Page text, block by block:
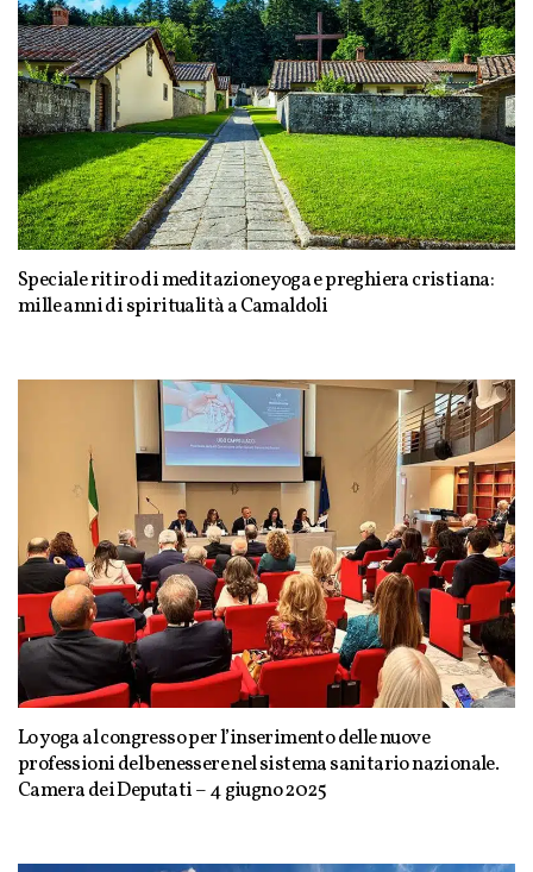
Speciale ritiro di meditazione yoga e preghiera cristiana:
mille anni di spiritualità a Camaldoli
Lo yoga al congresso per l’inserimento delle nuove
professioni del benessere nel sistema sanitario nazionale.
Camera dei Deputati – 4 giugno 2025